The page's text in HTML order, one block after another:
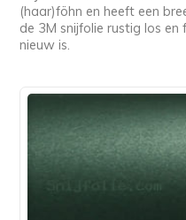
(haar)föhn en heeft een
de 3M snijfolie rustig los
nieuw is.